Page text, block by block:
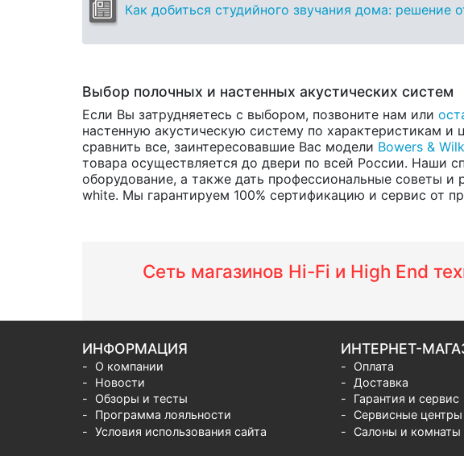
Как добиться студийного звучания дома: решение
Выбор полочных и настенных акустических систем
Если Вы затрудняетесь с выбором, позвоните нам или
настенную акустическую систему по характеристикам
сравнить все, заинтересовавшие Вас модели Bowers &
товара осуществляется до двери по всей России. Наши
оборудование, а также дать профессиональные советы
white. Мы гарантируем 100% сертификацию и сервис от
Сеть магазинов Hi-Fi и High End
ИНФОРМАЦИЯ
О компании
Новости
Обзоры и тесты
Программа лояльности
Условия использования сайта
ИНТЕРНЕТ-
Оплата
Доставка
Гарантия и сервис
Сервисные центры
Салоны и комнаты